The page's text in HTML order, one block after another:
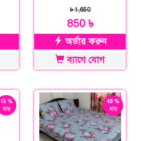
৳ 1,650
850 ৳
অর্ডার করুন
ব্যাগে যোগ
13 %
ছাড়
48 %
ছাড়